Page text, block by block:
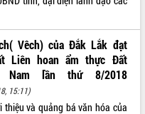
Vêch) của Đắk Lắk đạt
Liên hoan ẩm thực Đất
Nam lần thứ 8/2018
15:11)
thiệu và quảng bá văn hóa của